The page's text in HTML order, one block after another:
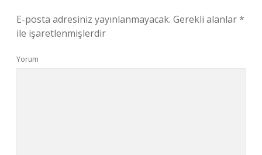
E-posta adresiniz yayınlanmayacak. Gerekli alanlar*
ile işaretlenmişlerdir
Yorum